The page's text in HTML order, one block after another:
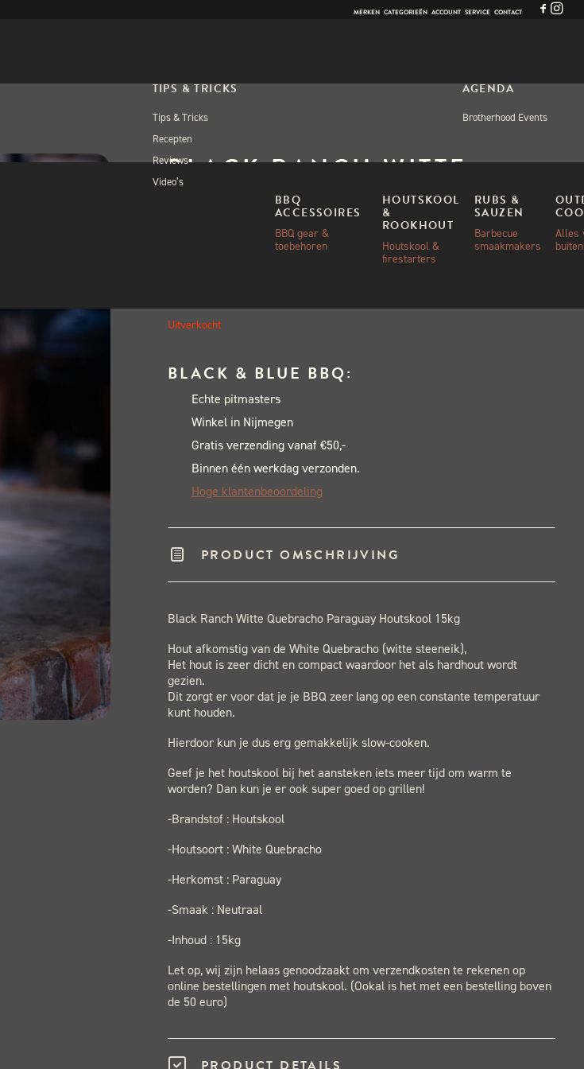
MERKEN CATEGORIEËN ACCOUNT SERVICE CONTACT
BBQ
ACCESSOIRES
BBQ gear &
toebehoren
HOUTSKOOL
&
ROOKHOUT
Houtskool &
firestarters
RUBS &
SAUZEN
Barbecue
smaakmakers
Alles
TIPS & TRICKS
Tips & Tricks
Recepten
Reviews
Video’s
AGENDA
Brotherhood Events
BLACK RANCH WITTE
QUEBRACHO PARAGUAY
HOUTSKOOL 15KG
Uitverkocht
BLACK & BLUE BBQ:
Echte pitmasters
Winkel in Nijmegen
Gratis verzending vanaf €50,-
Binnen één werkdag verzonden.
Hoge klantenbeoordeling
PRODUCT OMSCHRIJVING
Black Ranch Witte Quebracho Paraguay Houtskool 15kg
Hout afkomstig van de White Quebracho (witte steeneik),
Het hout is zeer dicht en compact waardoor het als hardhout wordt
gezien.
Dit zorgt er voor dat je je BBQ zeer lang op een constante temperatuur
kunt houden.
Hierdoor kun je dus erg gemakkelijk slow-cooken.
Geef je het houtskool bij het aansteken iets meer tijd om warm te
worden? Dan kun je er ook super goed op grillen!
-Brandstof : Houtskool
-Houtsoort : White Quebracho
-Herkomst : Paraguay
-Smaak : Neutraal
-Inhoud : 15kg
Let op, wij zijn helaas genoodzaakt om verzendkosten te rekenen op
online bestellingen met houtskool. (Ookal is het met een bestelling boven
de 50 euro)